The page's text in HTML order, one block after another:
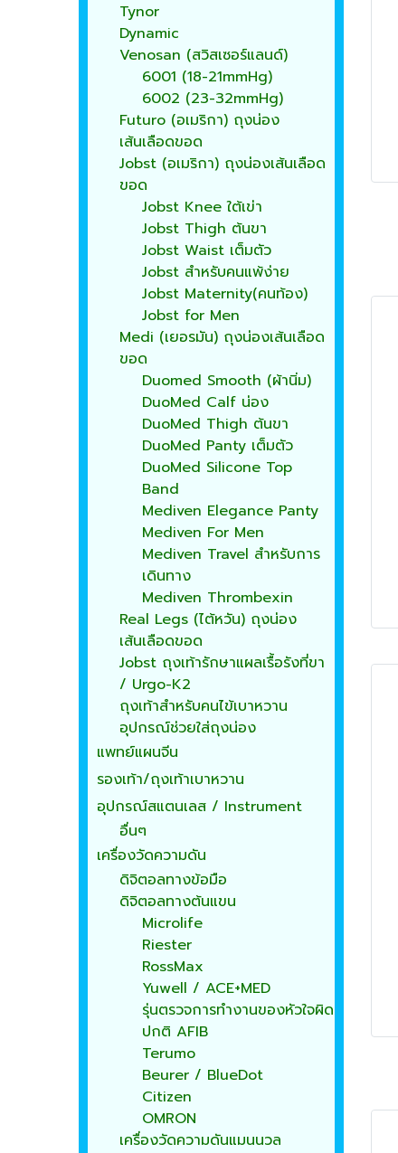
Tynor
Dynamic
Venosan (สวิสเซอร์แลนด์)
6001 (18-21mmHg)
6002 (23-32mmHg)
Futuro (อเมริกา) ถุงน่อง
เส้นเลือดขอด
Jobst (อเมริกา) ถุงน่องเส้นเลือด
ขอด
Jobst Knee ใต้เข่า
Jobst Thigh ต้นขา
Jobst Waist เต็มตัว
Jobst สำหรับคนแพ้ง่าย
Jobst Maternity(คนท้อง)
Jobst for Men
Medi (เยอรมัน) ถุงน่องเส้นเลือด
ขอด
Duomed Smooth (ผ้านิ่ม)
DuoMed Calf น่อง
DuoMed Thigh ต้นขา
DuoMed Panty เต็มตัว
DuoMed Silicone Top
Band
Mediven Elegance Panty
Mediven For Men
Mediven Travel สำหรับการ
เดินทาง
Mediven Thrombexin
Real Legs (ไต้หวัน) ถุงน่อง
เส้นเลือดขอด
Jobst ถุงเท้ารักษาแผลเรื้อรังที่ขา
/ Urgo-K2
ถุงเท้าสำหรับคนไข้เบาหวาน
อุปกรณ์ช่วยใส่ถุงน่อง
แพทย์แผนจีน
รองเท้า/ถุงเท้าเบาหวาน
อุปกรณ์สแตนเลส / Instrument
อื่นๆ
เครื่องวัดความดัน
ดิจิตอลทางข้อมือ
ดิจิตอลทางต้นแขน
Microlife
Riester
RossMax
Yuwell / ACE+MED
รุ่นตรวจการทำงานของหัวใจผิด
ปกติ AFIB
Terumo
Beurer / BlueDot
Citizen
OMRON
เครื่องวัดความดันแมนนวล